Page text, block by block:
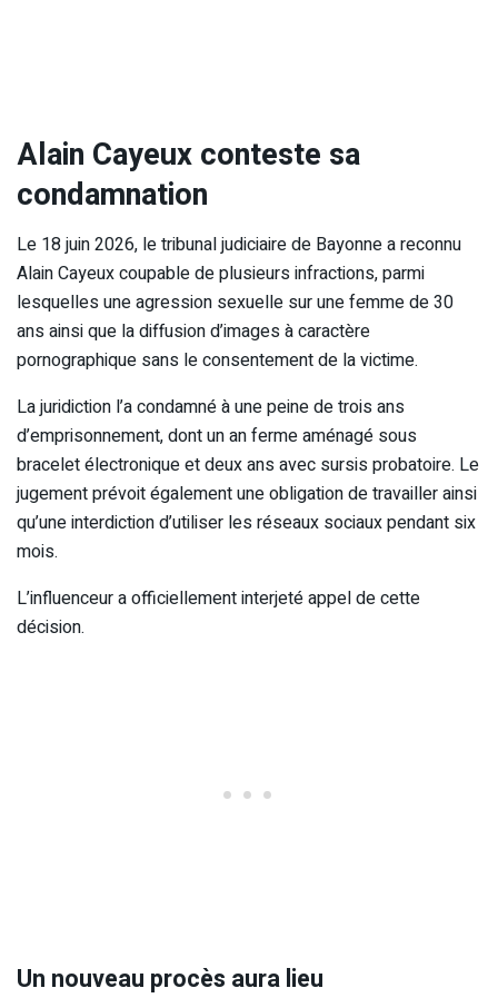
Alain Cayeux conteste sa
condamnation
Le 18 juin 2026, le tribunal judiciaire de Bayonne a reconnu
Alain Cayeux coupable de plusieurs infractions, parmi
lesquelles une agression sexuelle sur une femme de 30
ans ainsi que la diffusion d’images à caractère
pornographique sans le consentement de la victime.
La juridiction l’a condamné à une peine de trois ans
d’emprisonnement, dont un an ferme aménagé sous
bracelet électronique et deux ans avec sursis probatoire. Le
jugement prévoit également une obligation de travailler ainsi
qu’une interdiction d’utiliser les réseaux sociaux pendant six
mois.
L’influenceur a officiellement interjeté appel de cette
décision.
Un nouveau procès aura lieu